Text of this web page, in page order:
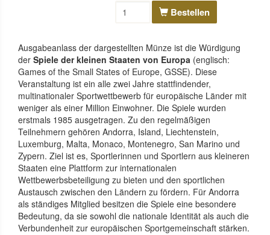
Bestellen
Ausgabeanlass der dargestellten Münze ist die Würdigung
der Spiele der kleinen Staaten von Europa (englisch:
Games of the Small States of Europe, GSSE). Diese
Veranstaltung ist ein alle zwei Jahre stattfindender,
multinationaler Sportwettbewerb für europäische Länder mit
weniger als einer Million Einwohner. Die Spiele wurden
erstmals 1985 ausgetragen. Zu den regelmäßigen
Teilnehmern gehören Andorra, Island, Liechtenstein,
Luxemburg, Malta, Monaco, Montenegro, San Marino und
Zypern. Ziel ist es, Sportlerinnen und Sportlern aus kleineren
Staaten eine Plattform zur internationalen
Wettbewerbsbeteiligung zu bieten und den sportlichen
Austausch zwischen den Ländern zu fördern. Für Andorra
als ständiges Mitglied besitzen die Spiele eine besondere
Bedeutung, da sie sowohl die nationale Identität als auch die
Verbundenheit zur europäischen Sportgemeinschaft stärken.